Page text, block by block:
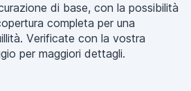
di base, con la possibilità
completa per una
Verificate con la vostra
per maggiori dettagli.